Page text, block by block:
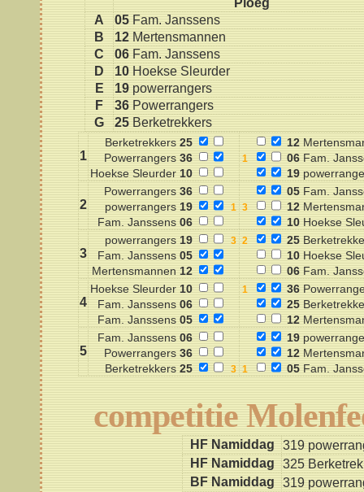
Ploeg
A
05 Fam. Janssens
B
12 Mertensmannen
C
06 Fam. Janssens
D
10 Hoekse Sleurder
E
19 powerrangers
F
36 Powerrangers
G
25 Berketrekkers
1
Berketrekkers 25
Powerrangers 36
Hoekse Sleurder 10
12
06Fam.
19
2
Powerrangers 36
powerrangers 19
Fam. Janssens 06
05Fam.
12
10Hoekse
3
powerrangers 19
Fam. Janssens 05
Mertensmannen 12
25
10Hoekse
06Fam.
4
Hoekse Sleurder 10
Fam. Janssens 06
Fam. Janssens 05
36
25
12
5
Fam. Janssens 06
Powerrangers 36
Berketrekkers 25
19
12
05Fam.
competitie
HF Namiddag
319
HF Namiddag
325
BF Namiddag
319